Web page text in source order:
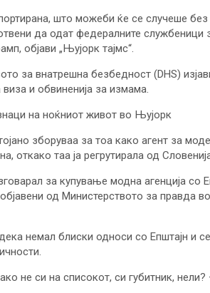
што можеби ќе се случеше
да одат федералните службеници
објави „Њујорк тајмс“.
за внатрешна безбедност (DHS)
и обвиненија за измама.
на ноќниот живот во Њујорк
зборуваа за тоа како агент за
откако таа ја регрутирала од
за купување модна агенција со
од Министерството за правда
немал блиски односи со Епштајн и
не си на списокот, си губитник, нели?